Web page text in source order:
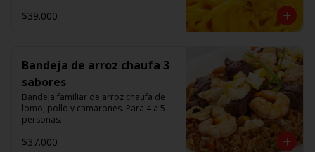
$39.000
Bandeja de arroz chaufa 3
sabores
Bandeja familiar de arroz chaufa de
lomo, pollo y camarones. Para 4 a 5
personas.
$37.000